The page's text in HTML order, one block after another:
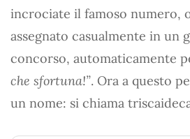
incrociate il famoso numero,
assegnato casualmente in un
concorso, automaticamente
che sfortuna!”. Ora a questo
un nome: si chiama